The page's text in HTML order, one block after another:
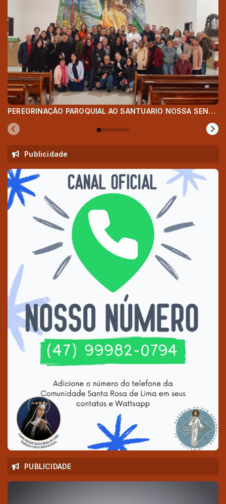
PEREGRINAÇÃO PAROQUIAL AO SANTUARIO NOSSA SENHORA APARECIDA EM MAFRA
Publicidade
PUBLICIDADE